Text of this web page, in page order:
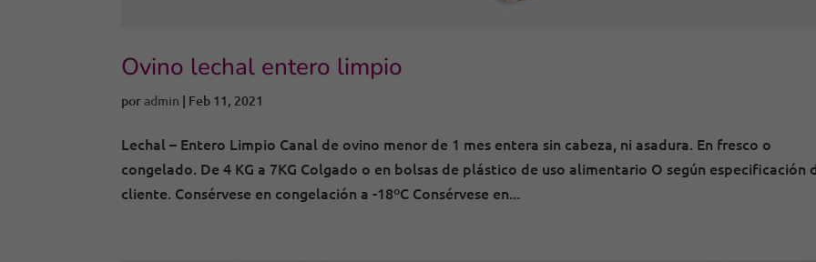
Ovino lechal entero limpio
por admin | Feb 11, 2021
Lechal – Entero Limpio Canal de ovino menor de 1 mes entera sin cabeza, ni asadura. En fresco o
congelado. De 4 KG a 7KG Colgado o en bolsas de plástico de uso alimentario O según especificación
cliente. Consérvese en congelación a -18ºC Consérvese en...